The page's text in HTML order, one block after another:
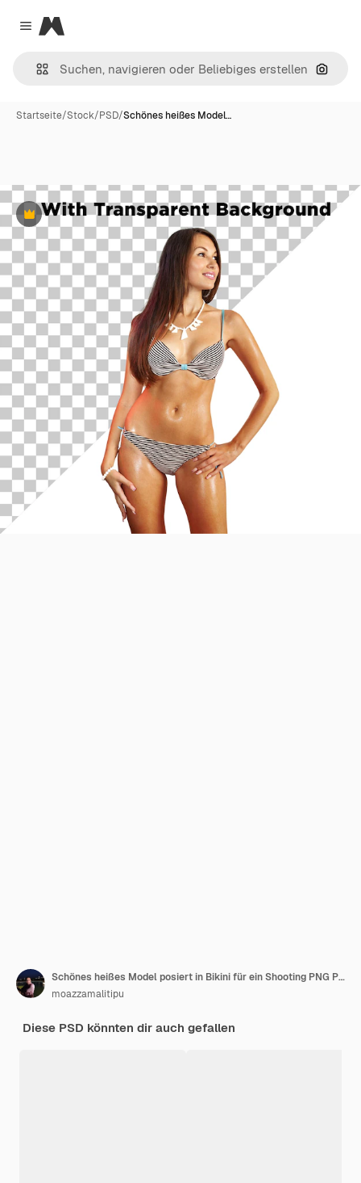
Close menu
Magnific
Nach
Startseite/Stock/PSD/Schönes heißes Model…
Premium
Schönes heißes Model posiert in Bikini für ein Shooting PNG PSD Isoliert auf durchsichtigem Hintergrund
moazzamalitipu
Diese PSD könnten dir auch gefallen